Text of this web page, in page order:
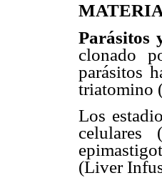
Parásitos
clonado
parásitos
triatomino
Los
celulares
(Liver